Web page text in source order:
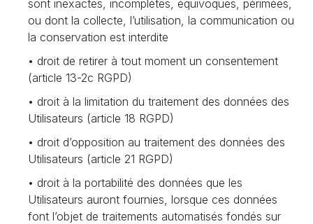
sont inexactes, incomplètes, équivoques, périmées,
ou dont la collecte, l’utilisation, la communication ou
la conservation est interdite
droit de retirer à tout moment un consentement
(article 13-2c RGPD)
droit à la limitation du traitement des données des
Utilisateurs (article 18 RGPD)
droit d’opposition au traitement des données des
Utilisateurs (article 21 RGPD)
droit à la portabilité des données que les
Utilisateurs auront fournies, lorsque ces données
font l’objet de traitements automatisés fondés sur